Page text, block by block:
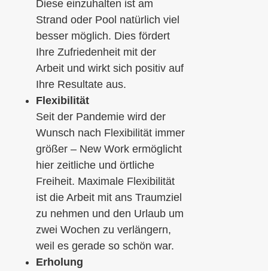
Diese einzuhalten ist am
Strand oder Pool natürlich viel
besser möglich. Dies fördert
Ihre Zufriedenheit mit der
Arbeit und wirkt sich positiv auf
Ihre Resultate aus.
Flexibilität
Seit der Pandemie wird der
Wunsch nach Flexibilität immer
größer – New Work ermöglicht
hier zeitliche und örtliche
Freiheit. Maximale Flexibilität
ist die Arbeit mit ans Traumziel
zu nehmen und den Urlaub um
zwei Wochen zu verlängern,
weil es gerade so schön war.
Erholung